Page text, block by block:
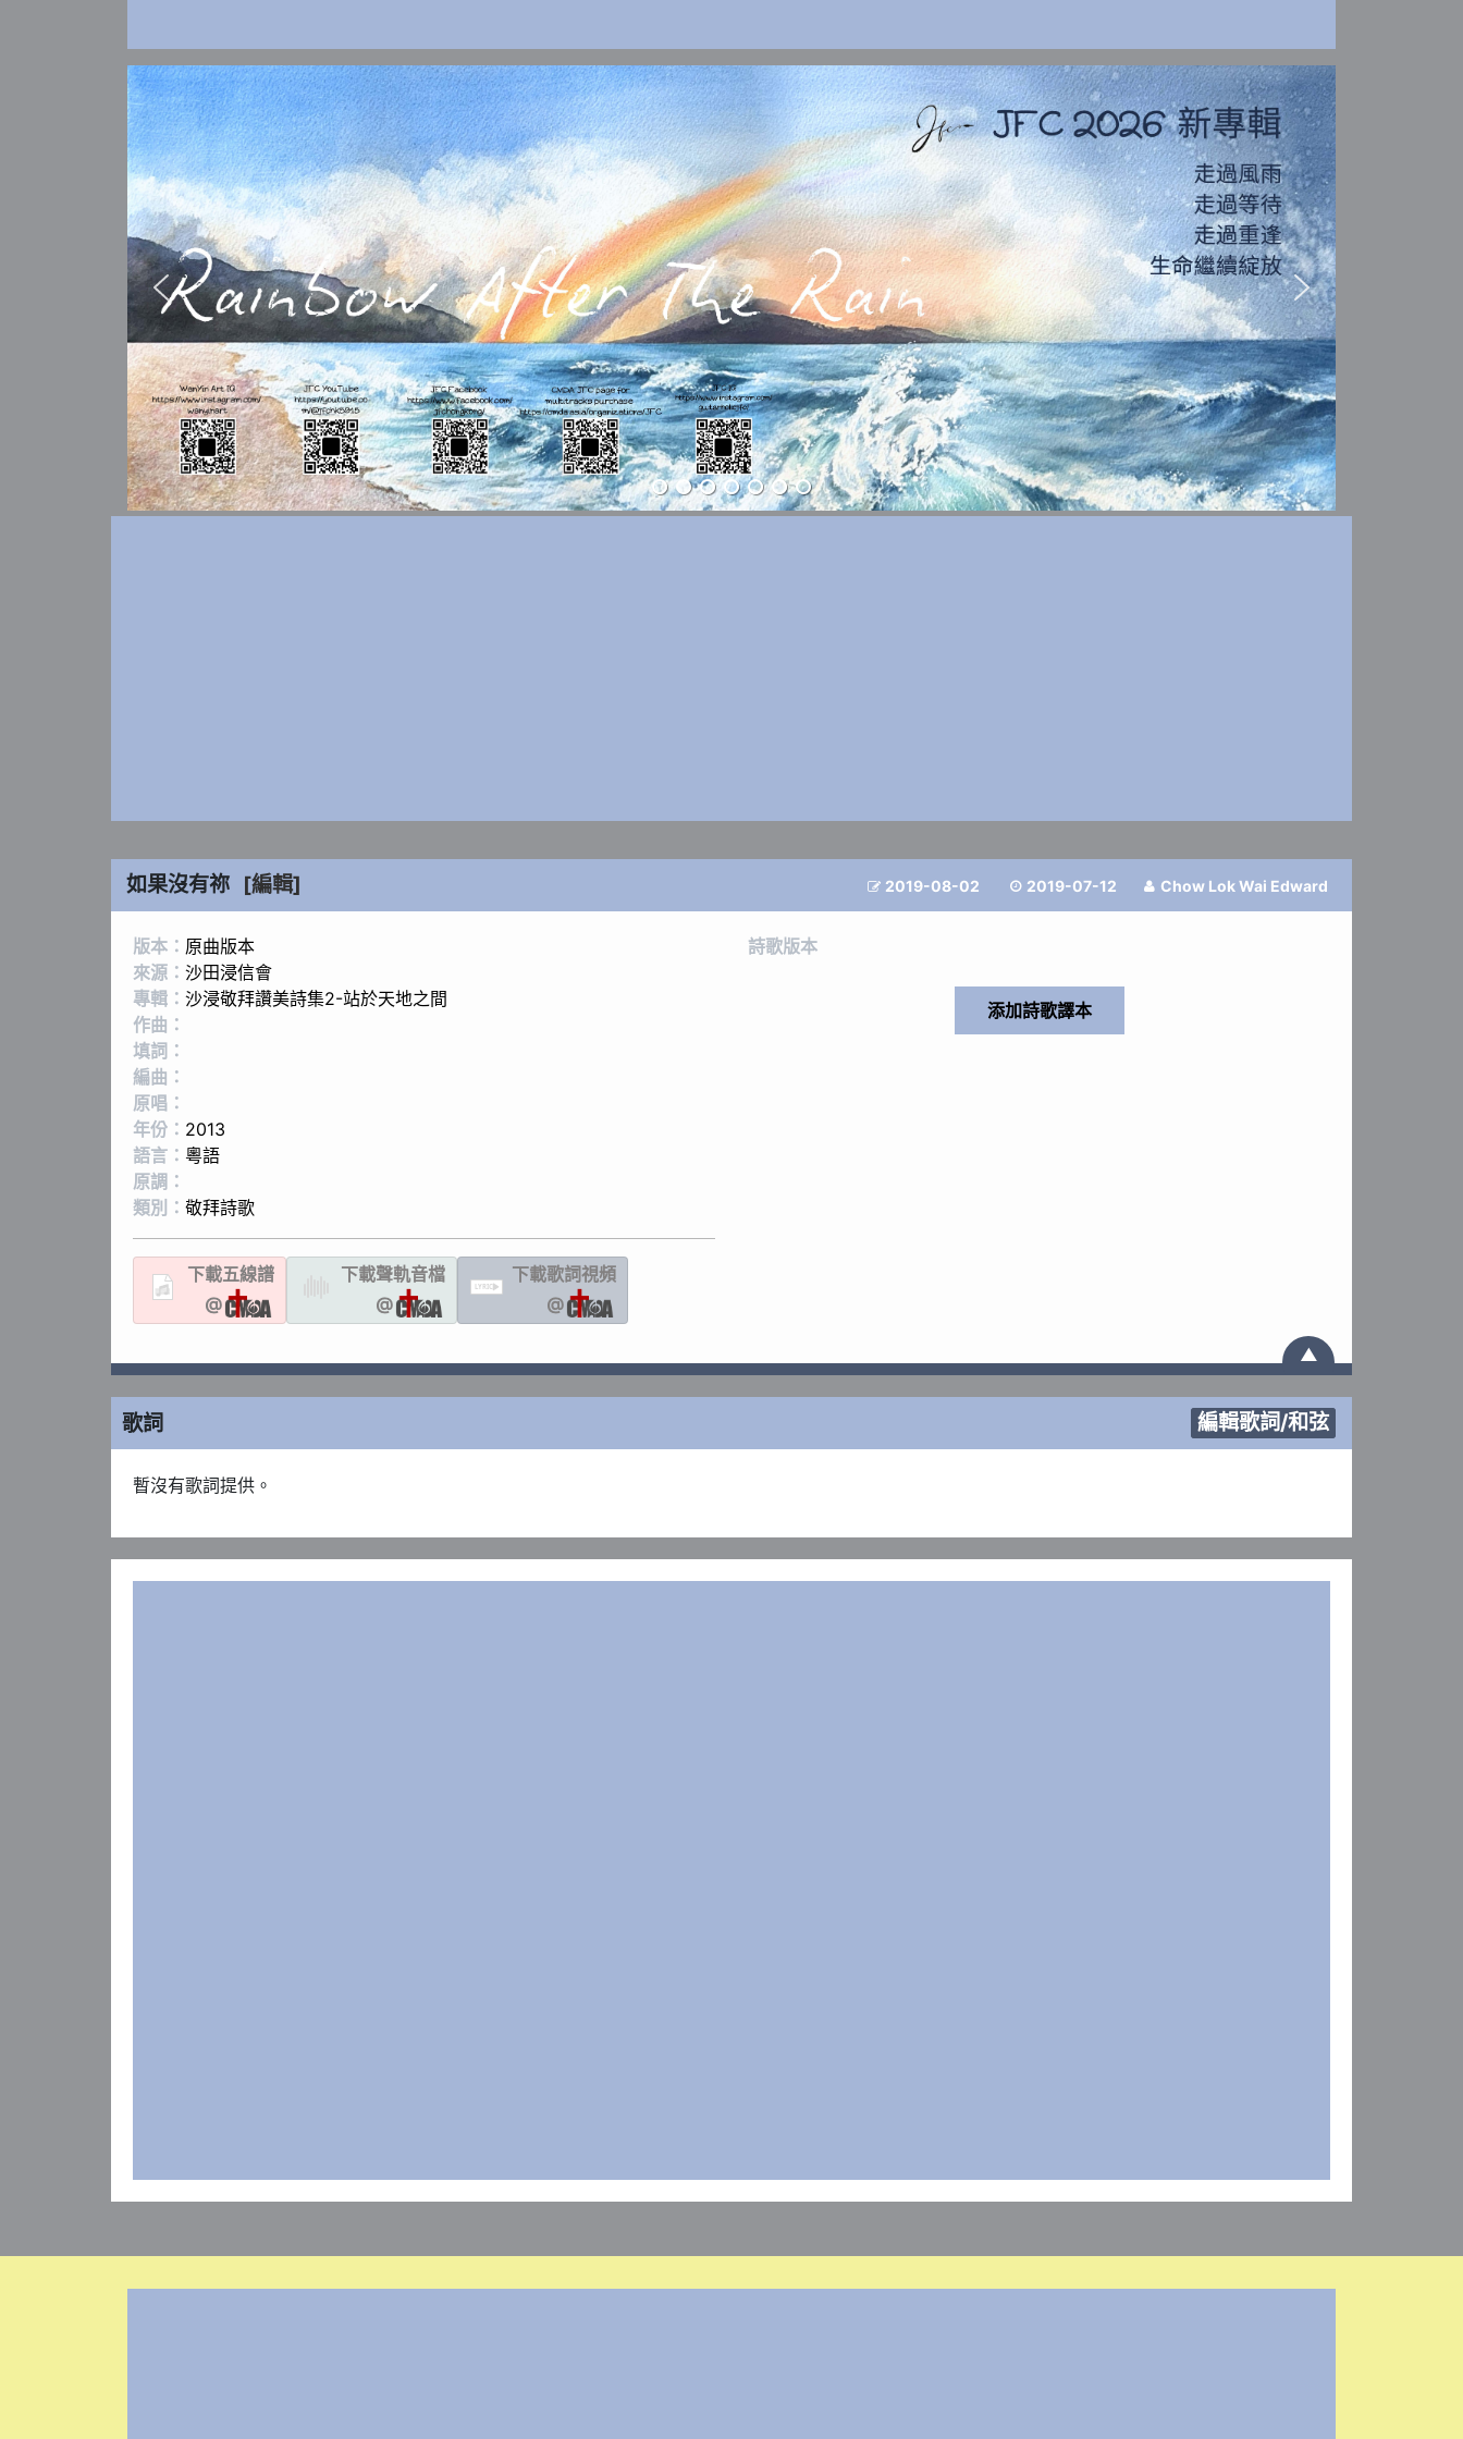
如果沒有祢 [編輯]  2019-08-02  2019-07-12  Chow Lok Wai Edward
版本： 原曲版本
來源： 沙田浸信會
專輯： 沙浸敬拜讚美詩集2-站於天地之間
作曲：
填詞：
編曲：
原唱：
年份： 2013
語言： 粵語
原調：
類別： 敬拜詩歌
下載五線譜
@
下載聲軌音檔
@
LYRIC
下載歌詞視頻
@
詩歌版本
▲
歌詞 編輯歌詞/和弦
暫沒有歌詞提供。